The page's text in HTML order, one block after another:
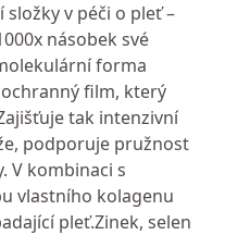
v péči o pleť –
násobek své
forma
film, který
tak intenzivní
podporuje pružnost
V kombinaci s
vlastního kolagenu
pleť.Zinek, selen